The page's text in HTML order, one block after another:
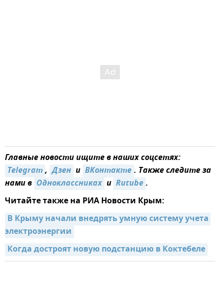
Главные новости ищите в наших соцсетях:
Telegram, Дзен и ВКонтакте. Также следите за
нами в Одноклассниках и Rutube.
Читайте также на РИА Новости Крым:
В Крыму начали внедрять умную систему учета
электроэнергии
Когда достроят новую подстанцию в Коктебеле